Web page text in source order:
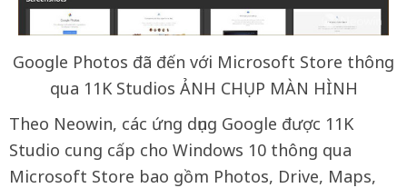
Google Photos đã đến với Microsoft Store thông
qua 11K Studios ẢNH CHỤP MÀN HÌNH
Theo Neowin, các ứng dụng Google được 11K
Studio cung cấp cho Windows 10 thông qua
Microsoft Store bao gồm Photos, Drive, Maps,